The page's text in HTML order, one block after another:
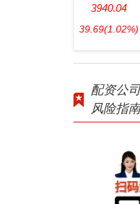
3940.04
39.69(1.02%)
配资公
风险指